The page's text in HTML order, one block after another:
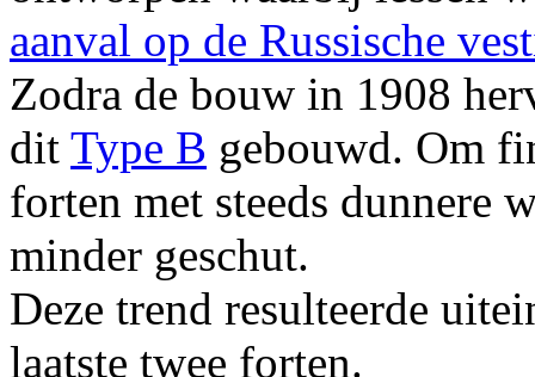
aanval op de Russische
Zodra de bouw in 1908
dit Type B gebouwd. Om
forten met steeds dunnere
minder geschut.
Deze trend resulteerde
laatste twee forten.